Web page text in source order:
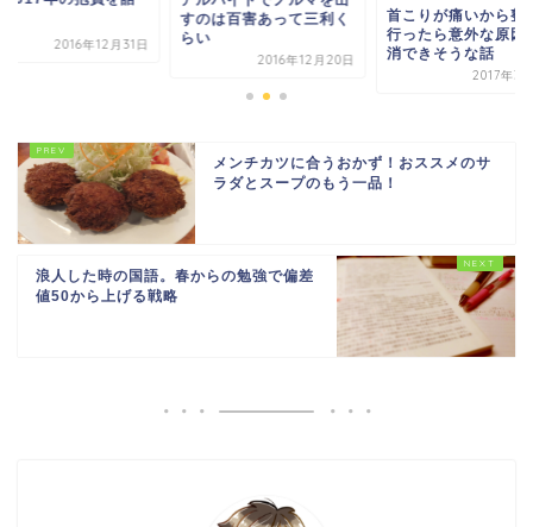
2016年12月31日
すのは百害あって三利く
らい
2016年12月20日
首こりが痛いから整
行ったら意外な原因
消できそうな話
2017年3
メンチカツに合うおかず！おススメのサ
ラダとスープのもう一品！
浪人した時の国語。春からの勉強で偏差
値50から上げる戦略